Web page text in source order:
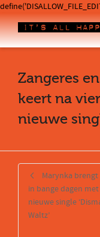
Zangeres
keert na
nieuwe
Marynka
in bange dagen met
nieuwe single
Waltz’